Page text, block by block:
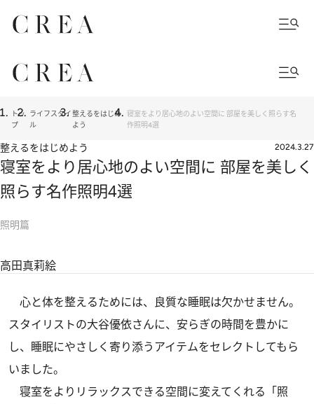
トッ
プ
ライフスタイ
ル
整えるをはじめ
よう
寝室をより居心地のよい空間に 部屋を美しく照らす名
作照明4選
整えるをはじめよう 2024.3.27
寝室をより居心地のよい空間に 部屋を美しく
照らす名作照明4選
照明篇
高田真莉絵
心と体を整えるためには、良質な睡眠は欠かせません。
スタイリストの大谷優依さんに、安らぎの時間を豊かに
し、睡眠にやさしく寄り添うアイテムをセレクトしてもら
いました。
寝室をよりリラックスできる空間に変えてくれる「照